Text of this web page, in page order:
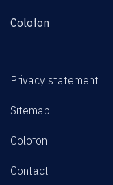
Colofon
Privacy statement
Sitemap
Colofon
Contact